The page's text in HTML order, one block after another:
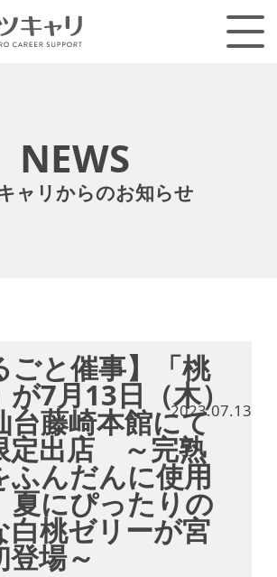
NEWS
ャリからのお知らせ
ごと催事】「桃
7月13日（木）
台藤崎本館にて
定出店 ～完熟
ふんだんに使用
夏にぴったりの
白桃ゼリーが宮
登場～
2023.07.13